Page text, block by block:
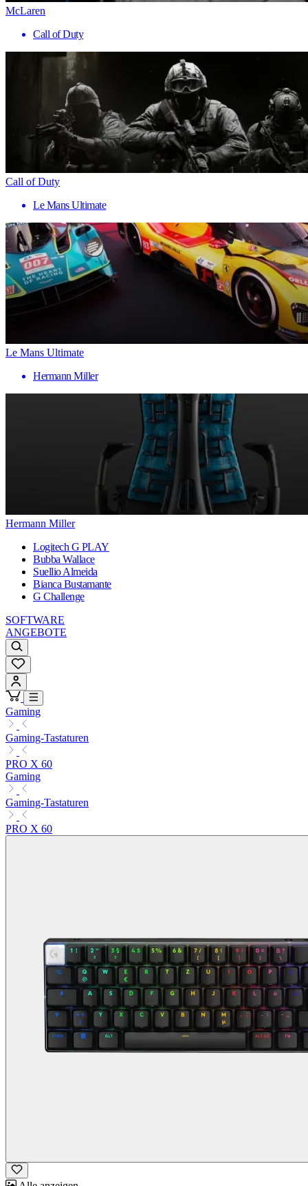
McLaren
Call of Duty
Call of Duty
Le Mans Ultimate
Le Mans Ultimate
Hermann Miller
Hermann Miller
Logitech G PLAY
Bubba Wallace
Suellio Almeida
Bianca Bustamante
G Challenge
SOFTWARE
ANGEBOTE
Gaming
Gaming-Tastaturen
PRO X 60
Gaming
Gaming-Tastaturen
PRO X 60